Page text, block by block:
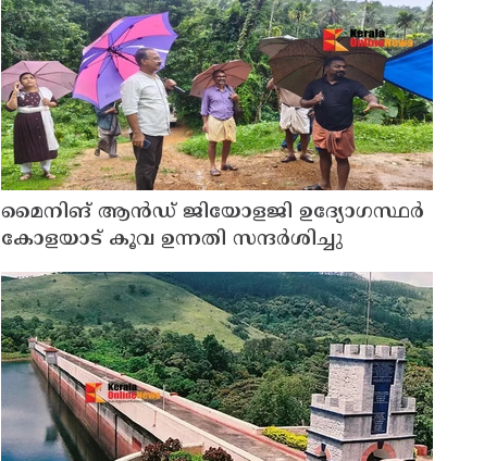
മൈനിങ് ആൻഡ്​ ജിയോളജി ഉദ്യോഗസ്ഥർ
കോളയാട് കൂവ ഉന്നതി സന്ദർശിച്ചു